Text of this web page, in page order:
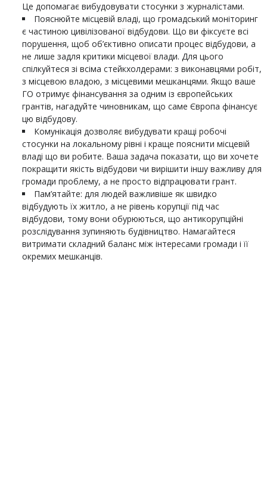
Це допомагає вибудовувати стосунки з журналістами.
Пояснюйте місцевій владі, що громадський моніторинг
є частиною цивілізованої відбудови. Що ви фіксуєте всі
порушення, щоб об’єктивно описати процес відбудови, а
не лише задля критики місцевої влади. Для цього
спілкуйтеся зі всіма стейкхолдерами: з виконавцями робіт,
з місцевою владою, з місцевими мешканцями. Якщо ваше
ГО отримує фінансування за одним із європейських
грантів, нагадуйте чиновникам, що саме Європа фінансує
цю відбудову.
Комунікація дозволяє вибудувати кращі робочі
стосунки на локальному рівні і краще пояснити місцевій
владі що ви робите. Ваша задача показати, що ви хочете
покращити якість відбудови чи вирішити іншу важливу для
громади проблему, а не просто відпрацювати грант.
Пам’ятайте: для людей важливіше як швидко
відбудують їх житло, а не рівень корупції під час
відбудови, тому вони обурюються, що антикорупційні
розслідування зупиняють будівництво. Намагайтеся
витримати складний баланс між інтересами громади і її
окремих мешканців.